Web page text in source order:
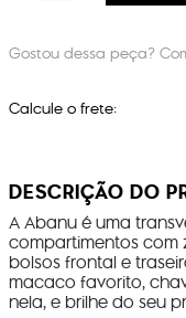
Calcule o frete:
DESCRIÇÃO DO
A Abanu é uma
compartimentos com
bolsos frontal e
macaco favorito,
nela, e brilhe do seu